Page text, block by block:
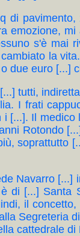
di
emozione,
s'è mai
la
due euro
tutti,
I frati
[...]. Il medico
Rotondo
soprattutto
Navarro
di [...] Santa
il
Segreteria
cattedrale